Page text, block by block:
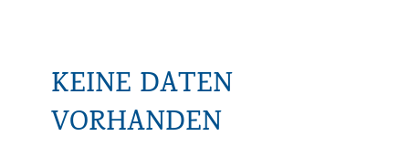
KEINE DATEN
VORHANDEN